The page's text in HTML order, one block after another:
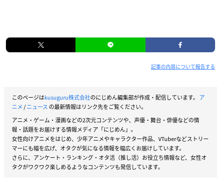
記事の内容について報告する
このページはkusuguru株式会社のにじめん編集部が作成・配信しています。 ア
ニメ/ニュース の最新情報はリンク先をご覧ください。
アニメ・ゲーム・漫画などの2次元コンテンツや、声優・舞台・俳優などの情
報・話題をお届けする情報メディア「にじめん」。
女性向けアニメをはじめ、少年アニメやキャラクター作品、VTuberなどストリー
マーにも幅を広げ、オタクが気になる情報を幅広くお届けしています。
さらに、アンケート・ランキング・オタ活（推し活）お役立ち情報など、女性オ
タクがワクワク楽しめるようなコンテンツも発信しています。